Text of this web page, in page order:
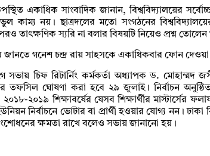
একাধিক সাংবাদিক জানান, বিশ্ববিদ্যালয়ের
কাম্য নয়। ছাত্রদলের মতো সংগঠনের
তাৎক্ষণিক স্যরি না বলার বিষয়টি নিয়েও প্রশ্ন তোলেন
জানতে গনেশ চন্দ্র রায় সাহসকে একাধিকবার ফোন
চিফ রিটার্নিং কর্মকর্তা অধ্যাপক ড. মোহাম্মদ
তফসিল ঘোষণা করা হবে ২৯ জুলাই। নির্বাচন অনুষ্ঠিত
২০১৯ শিক্ষাবর্ষের যেসব শিক্ষার্থীর মাস্টার্সের
নির্বাচনে ভোটার বা প্রার্থী হওয়ার যোগ্য নন। ঢাকা
ক্ষমতা রাখে বলেও সভায় জানানো হয়।